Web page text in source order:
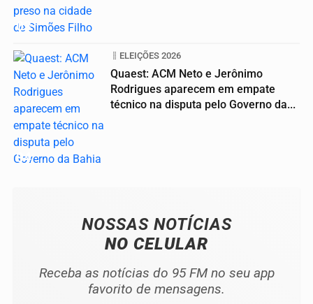
03
04
ELEIÇÕES 2026
Quaest: ACM Neto e Jerônimo
Rodrigues aparecem em empate
técnico na disputa pelo Governo da...
NOSSAS NOTÍCIAS
NO CELULAR
Receba as notícias do 95 FM no seu app
favorito de mensagens.